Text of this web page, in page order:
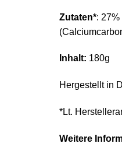
Zutaten*:
Inhalt: 180g
Hergestellt in
*Lt.
Weitere